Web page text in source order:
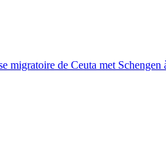
migratoire de Ceuta met Schengen